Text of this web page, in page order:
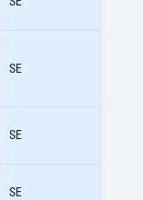
SE
SE
SE